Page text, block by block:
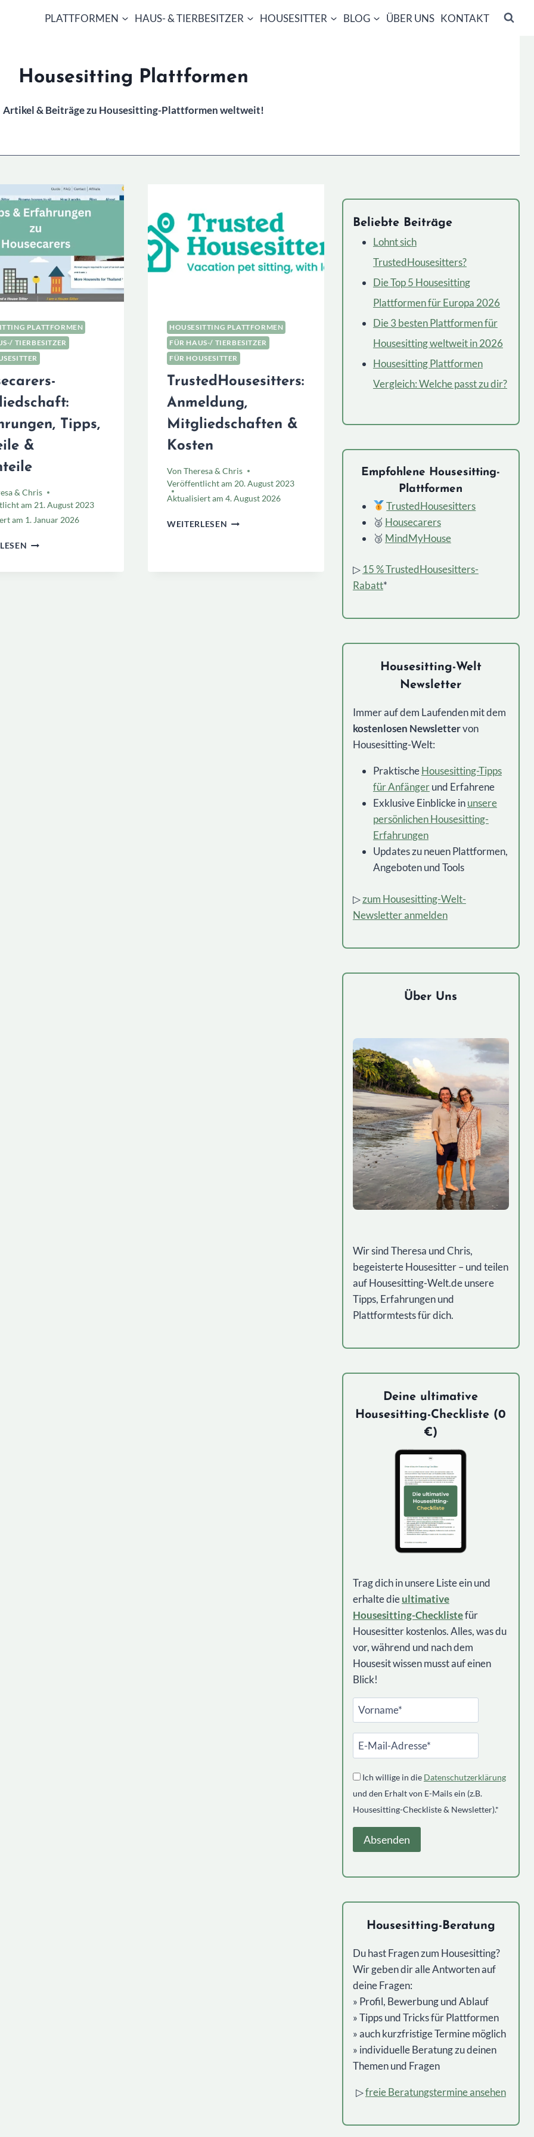
PLATTFORMEN HAUS- & TIERBESITZER HOUSESITTER BLOG ÜBER UNS KONTAKT
Housesitting Plattformen
Artikel & Beiträge zu Housesitting-Plattformen weltweit!
PLATTFORMEN
TIERBESITZER
Tipps,
&
& Chris
am 21. August 2023
am 1. Januar 2026
HOUSECARERS-
HOUSESITTING PLATTFORMEN
FÜR HAUS-/ TIERBESITZER
FÜR HOUSESITTER
TrustedHousesitters:
Anmeldung,
Mitgliedschaften &
Kosten
Von Theresa & Chris
Veröffentlicht am 20. August 2023
Aktualisiert am 4. August 2026
WEITERLESEN TRUSTEDHOUSESITTERS:
Beliebte Beiträge
Lohnt sich
TrustedHousesitters?
Die Top 5 Housesitting
Plattformen für Europa 2026
Die 3 besten Plattformen für
Housesitting weltweit in 2026
Housesitting Plattformen
Vergleich: Welche passt zu dir?
Empfohlene Housesitting-
Plattformen
TrustedHousesitters
🥈 Housecarers
🥉 MindMyHouse
▷ 15 % TrustedHousesitters-
Rabatt*
Housesitting-Welt
Newsletter
Immer auf dem Laufenden mit dem
kostenlosen Newslettervon
Housesitting-Welt:
PraktischeHousesitting-Tipps
für Anfängerund Erfahrene
Exklusive Einblicke inunsere
persönlichen Housesitting-
Erfahrungen
Updates zu neuen Plattformen,
Angeboten und Tools
▷zum Housesitting-Welt-
Newsletter anmelden
Über Uns
Wir sind Theresa und Chris,
begeisterte Housesitter – und teilen
auf Housesitting-Welt.de unsere
Tipps, Erfahrungen und
Plattformtests für dich.
Deine ultimative
Housesitting-Checkliste (0
€)
Trag dich in unsere Liste ein und
erhalte dieultimative
Housesitting-Checklistefür
Housesitter kostenlos. Alles, was du
vor, während und nach dem
Housesit wissen musst auf einen
Blick!
Ich willige in die Datenschutzerklärung
und den Erhalt von E-Mails ein (z.B.
Housesitting-Checkliste & Newsletter).*
Housesitting-Beratung
Du hast Fragen zum Housesitting?
Wir geben dir alle Antworten auf
deine Fragen:
» Profil, Bewerbung und Ablauf
» Tipps und Tricks für Plattformen
» auch kurzfristige Termine möglich
» individuelle Beratung zu deinen
Themen und Fragen
▷freie Beratungstermine ansehen